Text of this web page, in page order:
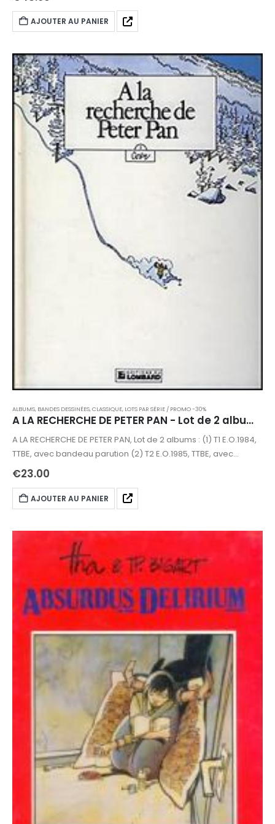
AJOUTER AU PANIER
ALBUMS, BANDES DESSINÉES,CLASSIQUE, LOTS PAR SÉRIE / PROMO -30%
A LA RECHERCHE DE PETER PAN - Lot de 2 albums en E.O.
A LA RECHERCHE DE PETER PAN, Lot de 2 albums : (1) T1 E.O.1984,
TTBE, avec bandeau parution (2) T2 E.O.1985, TTBE, avec
bandeau parution
€23.00
AJOUTER AU PANIER